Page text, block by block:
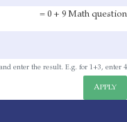
Math question
9 + 0 =
enter the result. E.g. for 1+3, enter 4.
APPLY